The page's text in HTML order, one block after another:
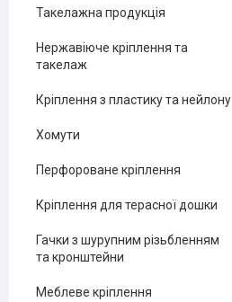
Такелажна продукція
Нержавіюче кріплення та
такелаж
Кріплення з пластику та нейлону
Хомути
Перфороване кріплення
Кріплення для терасної дошки
Гачки з шурупним різьбленням
та кронштейни
Меблеве кріплення